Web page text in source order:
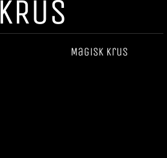
KRUS
Magisk krus